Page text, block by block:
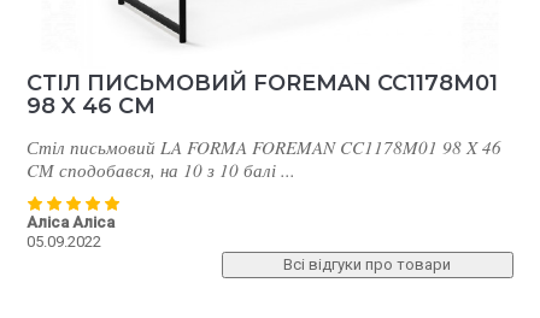
СТІЛ ПИСЬМОВИЙ FOREMAN CC1178M01
98 X 46 CМ
Стіл письмовий LA FORMA FOREMAN CC1178M01 98 X 46
CМ сподобався, на 10 з 10 балі ...
Аліса Аліса
05.09.2022
Всі відгуки про товари